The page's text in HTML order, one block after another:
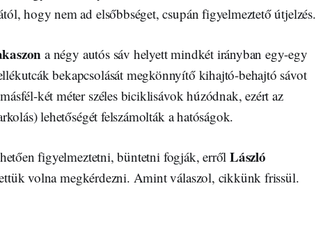
hogy nem ad elsőbbséget, csupán figyelmeztető útjelzés.
a négy autós sáv helyett mindkét irányban egy-egy
bekapcsolását megkönnyítő kihajtó-behajtó sávot
két méter széles biciklisávok húzódnak, ezért az
lehetőségét felszámolták a hatóságok.
figyelmeztetni, büntetni fogják, errőlLászló
volna megkérdezni. Amint válaszol, cikkünk frissül.